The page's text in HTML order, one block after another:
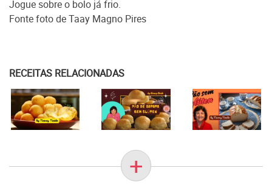
Jogue sobre o bolo já frio.
Fonte foto de Taay Magno Pires
RECEITAS RELACIONADAS
+